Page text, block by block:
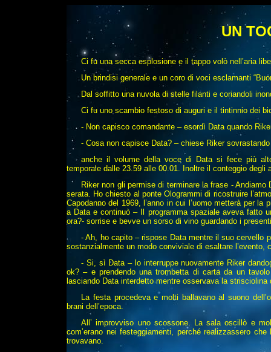
UN
Ci fu una secca esplosione e il tappo volò nell’aria
Un brindisi generale e un coro di voci esclamanti
Dal soffitto una nuvola di stelle filanti e coriandoli
Ci fu uno scambio festoso di auguri e il tintinnio dei
- Non capisco comandante – esordì Data quando
- Cosa non capisce Data? – chiese Riker
anche il volume della voce di Data si fece più
temporale dalle 23.59 alle 00.01. Inoltre il conteggio
Riker non gli permise di terminare la frase -
serata. Ho chiesto al ponte Ologrammi di ricostruire
Capodanno del 1969, l’anno in cui l’uomo metterà per
a Data e continuò – Il programma spaziale aveva fatto
ora?- sorrise e bevve un sorso di vino guardando i
- Ah, ho capito – rispose Data mentre il suo cervello
sostanzialmente un modo conviviale di esaltare
- Si, sì Data – lo interruppe nuovamente Riker
ok? – e prendendo una trombetta di carta da un
lasciando Data interdetto mentre osservava la
La festa procedeva e molti ballavano al suono
brani dell’epoca.
All’ improvviso uno scossone. La sala oscillò e
com’erano nei festeggiamenti, perché realizzassero
trovavano.